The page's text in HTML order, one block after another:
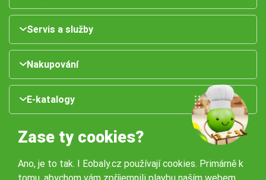
Servis a služby
Nakupování
E-katalogy
Zase ty cookies?
Ano, je to tak. I Eobaly.cz používají cookies. Primárně k